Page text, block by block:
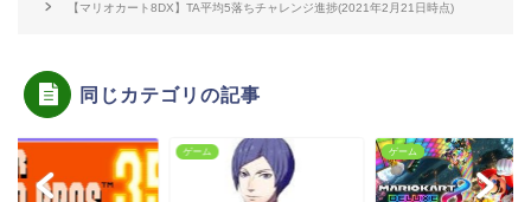
【マリオカート8DX】TA平均5落ちチャレンジ進捗(2021年2月21日時点)
同じカテゴリの記事
ゲーム ゲーム